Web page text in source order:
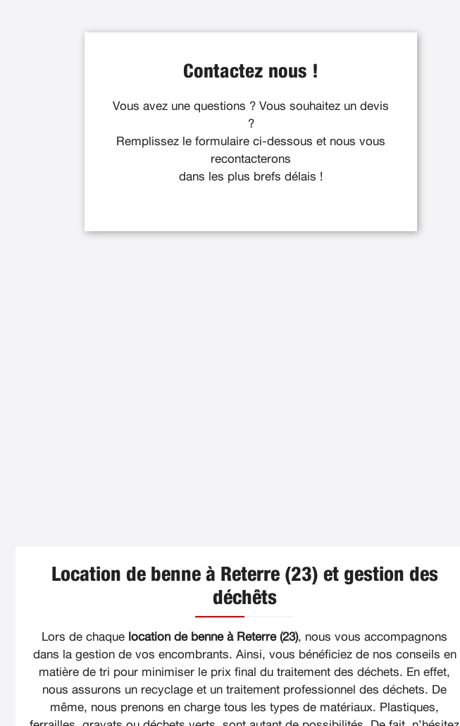
Contactez nous !
Vous avez une questions ? Vous souhaitez un devis
?
Remplissez le formulaire ci-dessous et nous vous
recontacterons
dans les plus brefs délais !
Location de benne à Reterre (23) et gestion des
déchêts
Lors de chaque location de benne à Reterre (23), nous vous accompagnons
dans la gestion de vos encombrants. Ainsi, vous bénéficiez de nos conseils en
matière de tri pour minimiser le prix final du traitement des déchets. En effet,
nous assurons un recyclage et un traitement professionnel des déchets. De
même, nous prenons en charge tous les types de matériaux. Plastiques,